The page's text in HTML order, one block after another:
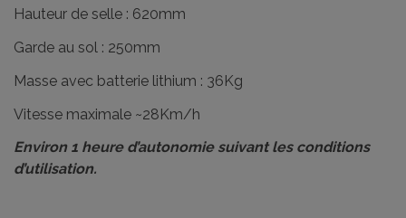
Hauteur de selle : 620mm
Garde au sol : 250mm
Masse avec batterie lithium : 36Kg
Vitesse maximale ~28Km/h
Environ 1 heure d’autonomie suivant les conditions
d’utilisation.